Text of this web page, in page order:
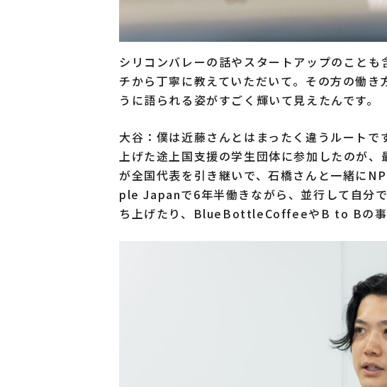
シリコンバレーの話やスタートアップのこと
チから丁寧に教えていただいて。その方の働
うに語られる姿がすごく輝いて見えたんです。
大谷：僕は近藤さんとはまったく違うルート
上げた途上国支援の学生団体に参加したのが
が全国代表を引き継いで、石橋さんと一緒に
ple Japanで6年半働きながら、並行して自分
ち上げたり、BlueBottleCoffeeやB to Bの事